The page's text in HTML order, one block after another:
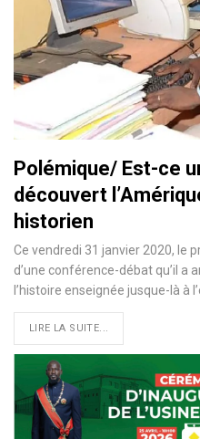
Polémique/ Est-ce
découvert
historien
Ce vendredi 31 janvier 2020, le
d’une conférence-débat qu’il a
l’histoire enseignée jusque-là à
LIRE LA SUITE...